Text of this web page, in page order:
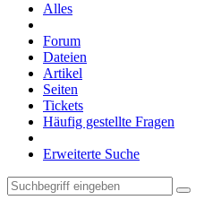
Alles
Forum
Dateien
Artikel
Seiten
Tickets
Häufig gestellte Fragen
Erweiterte Suche